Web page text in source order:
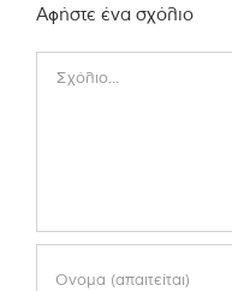
Αφήστε ένα σχόλιο